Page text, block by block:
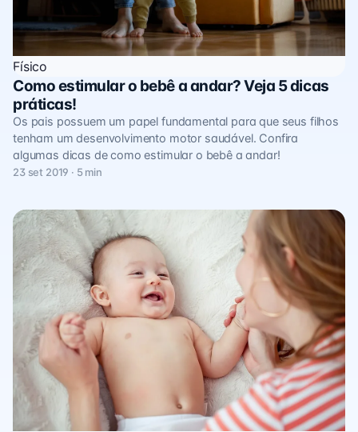
Físico
Como estimular o bebê a andar? Veja 5 dicas
práticas!
Os pais possuem um papel fundamental para que seus filhos
tenham um desenvolvimento motor saudável. Confira
algumas dicas de como estimular o bebê a andar!
23 set 2019 · 5 min